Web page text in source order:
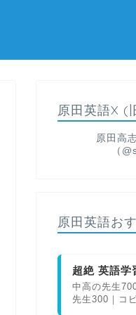
原田英語X
原田高
（
原田英語お
超絶 英語学
中高の先生
先生300｜コ